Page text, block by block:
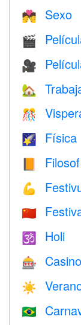
💏 Sexo
🎬
🎥
🏡
🎊
🌠 Física
📙
💪
🇨🇳
🕉 Holi
🎰 Casino
☀️
🇧🇷